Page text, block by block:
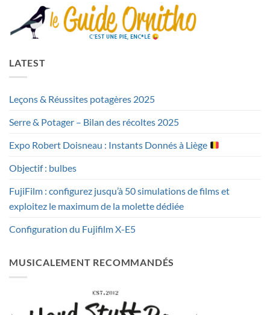
LATEST
Leçons & Réussites potagères 2025
Serre & Potager – Bilan des récoltes 2025
Expo Robert Doisneau : Instants Donnés à Liège
Objectif : bulbes
FujiFilm : configurez jusqu’à 50 simulations de films et
exploitez le maximum de la molette dédiée
Configuration du Fujifilm X-E5
MUSICALEMENT RECOMMANDÉS